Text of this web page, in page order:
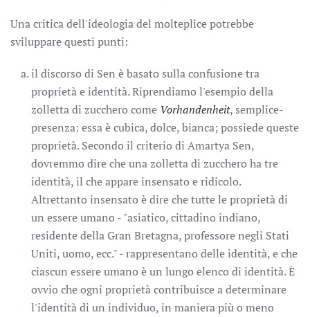
Una critica dell'ideologia del molteplice potrebbe
sviluppare questi punti:
il discorso di Sen è basato sulla confusione tra
proprietà e identità. Riprendiamo l'esempio della
zolletta di zucchero come Vorhandenheit, semplice-
presenza: essa è cubica, dolce, bianca; possiede queste
proprietà. Secondo il criterio di Amartya Sen,
dovremmo dire che una zolletta di zucchero ha tre
identità, il che appare insensato e ridicolo.
Altrettanto insensato è dire che tutte le proprietà di
un essere umano - "asiatico, cittadino indiano,
residente della Gran Bretagna, professore negli Stati
Uniti, uomo, ecc." - rappresentano delle identità, e che
ciascun essere umano è un lungo elenco di identità. È
ovvio che ogni proprietà contribuisce a determinare
l'identità di un individuo, in maniera più o meno